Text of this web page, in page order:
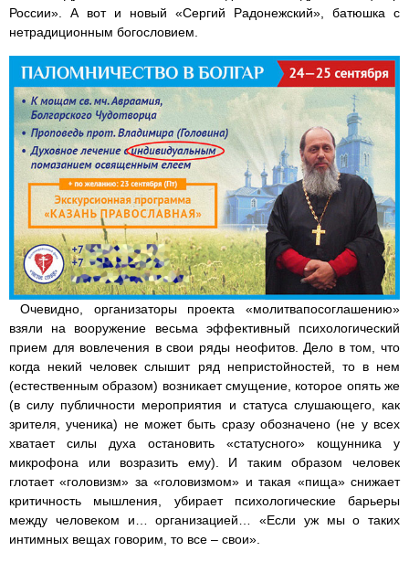
России». А вот и новый «Сергий Радонежский», батюшка с
нетрадиционным богословием.
Очевидно, организаторы проекта «молитвапосоглашению»
взяли на вооружение весьма эффективный психологический
прием для вовлечения в свои ряды неофитов. Дело в том, что
когда некий человек слышит ряд непристойностей, то в нем
(естественным образом) возникает смущение, которое опять же
(в силу публичности мероприятия и статуса слушающего, как
зрителя, ученика) не может быть сразу обозначено (не у всех
хватает силы духа остановить «статусного» кощунника у
микрофона или возразить ему). И таким образом человек
глотает «головизм» за «головизмом» и такая «пища» снижает
критичность мышления, убирает психологические барьеры
между человеком и… организацией… «Если уж мы о таких
интимных вещах говорим, то все – свои».